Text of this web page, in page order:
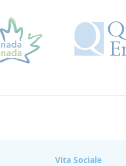
Vita Sociale